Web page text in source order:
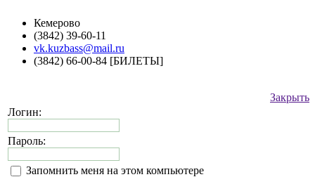
Кемерово
(3842) 39-60-11
vk.kuzbass@mail.ru
(3842) 66-00-84 [БИЛЕТЫ]
Закрыть
Логин:
Пароль:
Запомнить меня на этом компьютере